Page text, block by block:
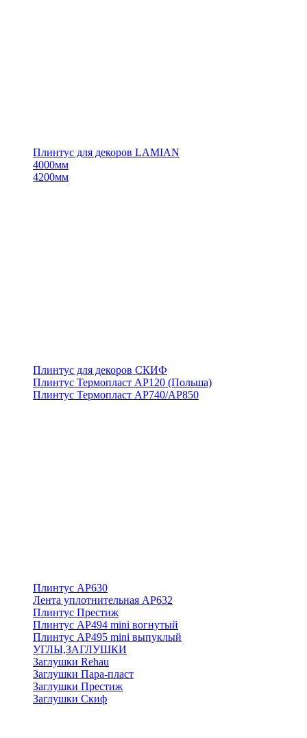
Плинтус для декоров LAMIAN
4000мм
4200мм
Плинтус для декоров СКИФ
Плинтус Термопласт АР120 (Польша)
Плинтус Термопласт АР740/АР850
Плинтус АР630
Лента уплотнительная АР632
Плинтус Престиж
Плинтус АР494 mini вогнутый
Плинтус АР495 mini выпуклый
УГЛЫ,ЗАГЛУШКИ
Заглушки Rehau
Заглушки Пара-пласт
Заглушки Престиж
Заглушки Скиф